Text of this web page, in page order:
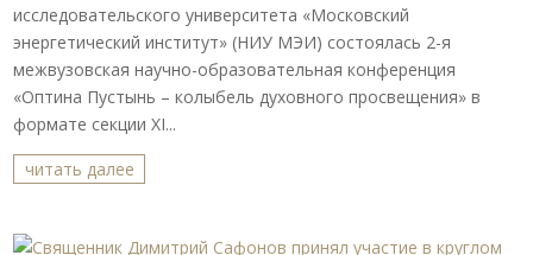
исследовательского университета «Московский
энергетический институт» (НИУ МЭИ) состоялась 2-я
межвузовская научно-образовательная конференция
«Оптина Пустынь – колыбель духовного просвещения» в
формате секции XI...
читать далее